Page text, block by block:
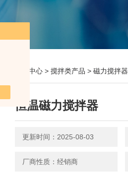
产品中心 > 搅拌类产品 > 磁力搅拌器
恒温磁力搅拌器
更新时间：2025-08-03
厂商性质：经销商